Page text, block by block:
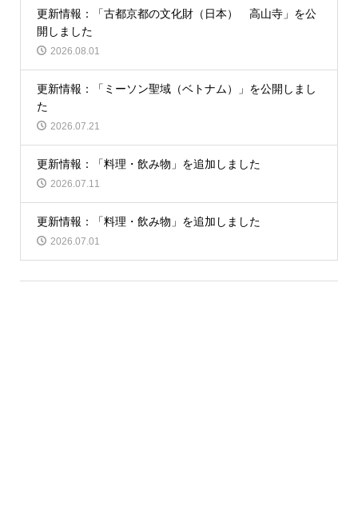
更新情報：「古都京都の文化財（日本） 高山寺」を公
開しました
2026.08.01
更新情報：「ミーソン聖域（ベトナム）」を公開しまし
た
2026.07.21
更新情報：「料理・飲み物」を追加しました
2026.07.11
更新情報：「料理・飲み物」を追加しました
2026.07.01